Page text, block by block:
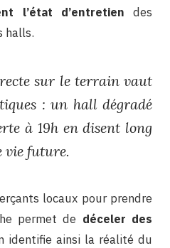
l’état d’entretien des
halls.
sur le terrain vaut
: un hall dégradé
à 19h en disent long
vie future.
locaux pour prendre
permet de déceler des
identifie ainsi la réalité du